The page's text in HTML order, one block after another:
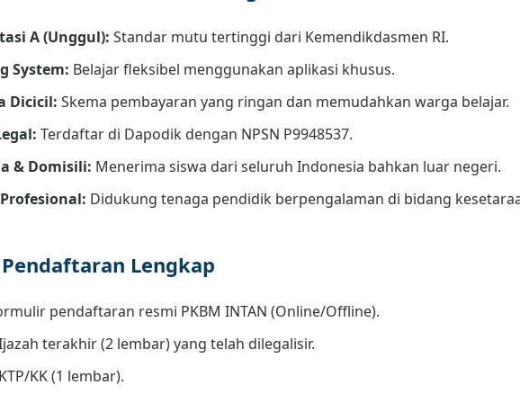
A (Unggul): Standar mutu tertinggi dari Kemendikdasmen RI.
System: Belajar fleksibel menggunakan aplikasi khusus.
Dicicil: Skema pembayaran yang ringan dan memudahkan warga belajar.
Terdaftar di Dapodik dengan NPSN P9948537.
& Domisili: Menerima siswa dari seluruh Indonesia bahkan luar negeri.
Didukung tenaga pendidik berpengalaman di bidang
Lengkap
pendaftaran resmi PKBM INTAN (Online/Offline).
terakhir (2 lembar) yang telah dilegalisir.
KK (1 lembar).